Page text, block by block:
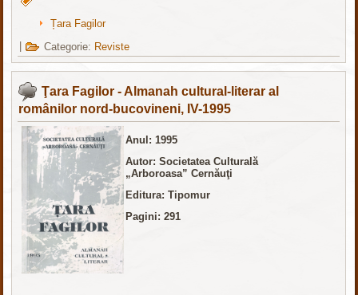
Țara Fagilor
Categorie: Reviste
Ţara Fagilor - Almanah cultural-literar al
românilor nord-bucovineni, IV-1995
Anul: 1995
Autor: Societatea Culturală
„Arboroasa” Cernăuţi
Editura: Tipomur
Pagini: 291